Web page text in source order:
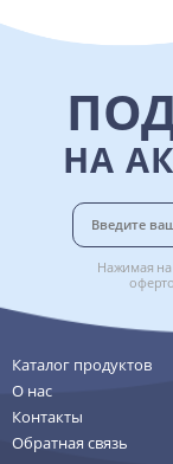
НА
Нажимая на
Каталог продуктов
О нас
Контакты
Обратная связь